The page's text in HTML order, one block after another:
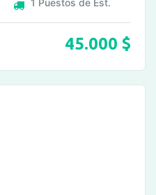
1 Puestos de Est.
45.000 $